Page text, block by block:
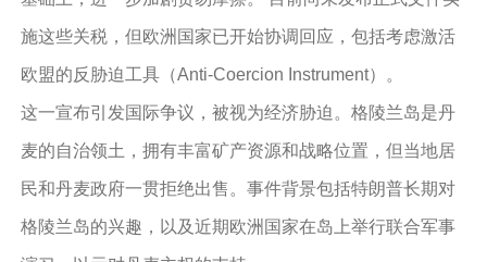
施这些关税，但欧洲国家已开始协调回应，包括考虑激活
欧盟的反胁迫工具（Anti-Coercion Instrument）。
这一宣布引发国际争议，被视为经济胁迫。格陵兰岛是丹
麦的自治领土，拥有丰富矿产资源和战略位置，但当地居
民和丹麦政府一贯拒绝出售。事件背景包括特朗普长期对
格陵兰岛的兴趣，以及近期欧洲国家在岛上举行联合军事